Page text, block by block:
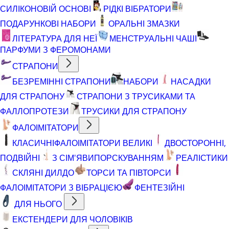
СИЛІКОНОВІЙ ОСНОВІ
РІДКІ ВІБРАТОРИ
ПОДАРУНКОВІ НАБОРИ
ОРАЛЬНІ ЗМАЗКИ
ЛІТЕРАТУРА ДЛЯ НЕЇ
МЕНСТРУАЛЬНІ ЧАШІ
ПАРФУМИ З ФЕРОМОНАМИ
СТРАПОНИ
БЕЗРЕМІННІ СТРАПОНИ
НАБОРИ
НАСАДКИ
ДЛЯ СТРАПОНУ
СТРАПОНИ З ТРУСИКАМИ ТА
ФАЛЛОПРОТЕЗИ
ТРУСИКИ ДЛЯ СТРАПОНУ
ФАЛОІМІТАТОРИ
КЛАСИЧНІФАЛОІМІТАТОРИ ВЕЛИКІ
ДВОСТОРОННІ,
ПОДВІЙНІ
З СІМ'ЯВИПОРСКУВАННЯМ
РЕАЛІСТИКИ
СКЛЯНІ ДИЛДО
ТОРСИ ТА ПІВТОРСИ
ФАЛОІМІТАТОРИ З ВІБРАЦІЄЮ
ФЕНТЕЗІЙНІ
ДЛЯ НЬОГО
ЕКСТЕНДЕРИ ДЛЯ ЧОЛОВІКІВ